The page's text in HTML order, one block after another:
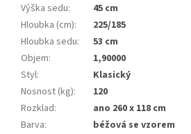
Výška sedu:
45 cm
Hloubka (cm):
225/185
Hloubka sedu:
53 cm
Objem:
1,90000
Styl:
Klasický
Nosnost (kg):
120
Rozklad:
ano 260 x 118 cm
Barva:
béžová se vzorem